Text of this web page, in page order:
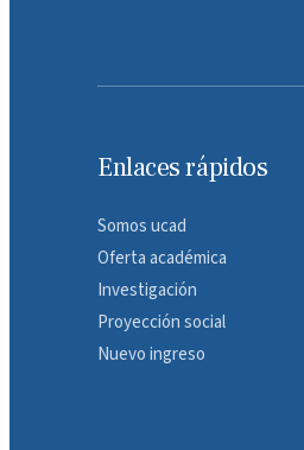
Enlaces rápidos
Somos ucad
Oferta académica
Investigación
Proyección social
Nuevo ingreso